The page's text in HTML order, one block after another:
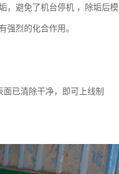
，避免了机台停机 ，除垢后模
强烈的化合作用。
已清除干净，即可上线制